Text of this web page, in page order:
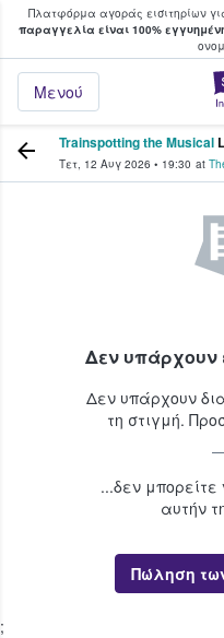
Πλατφόρμα αγοράς εισιτηρίων
παραγγελία είναι 100%
Μενού
φαν
Trainspotting the Musical
Τετ, 12 Αυγ 2026 • 19:30 at
Δεν υπάρχουν
Δεν υπάρχουν
τη στιγμή.
...δεν
αυτήν
Πώληση
;